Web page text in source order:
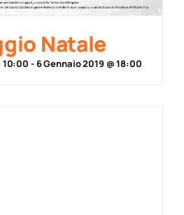
Natale
10:00 - 6 Gennaio 2019 @ 18:00